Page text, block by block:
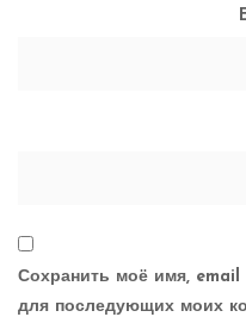
Сохранить моё имя, email
для последующих моих